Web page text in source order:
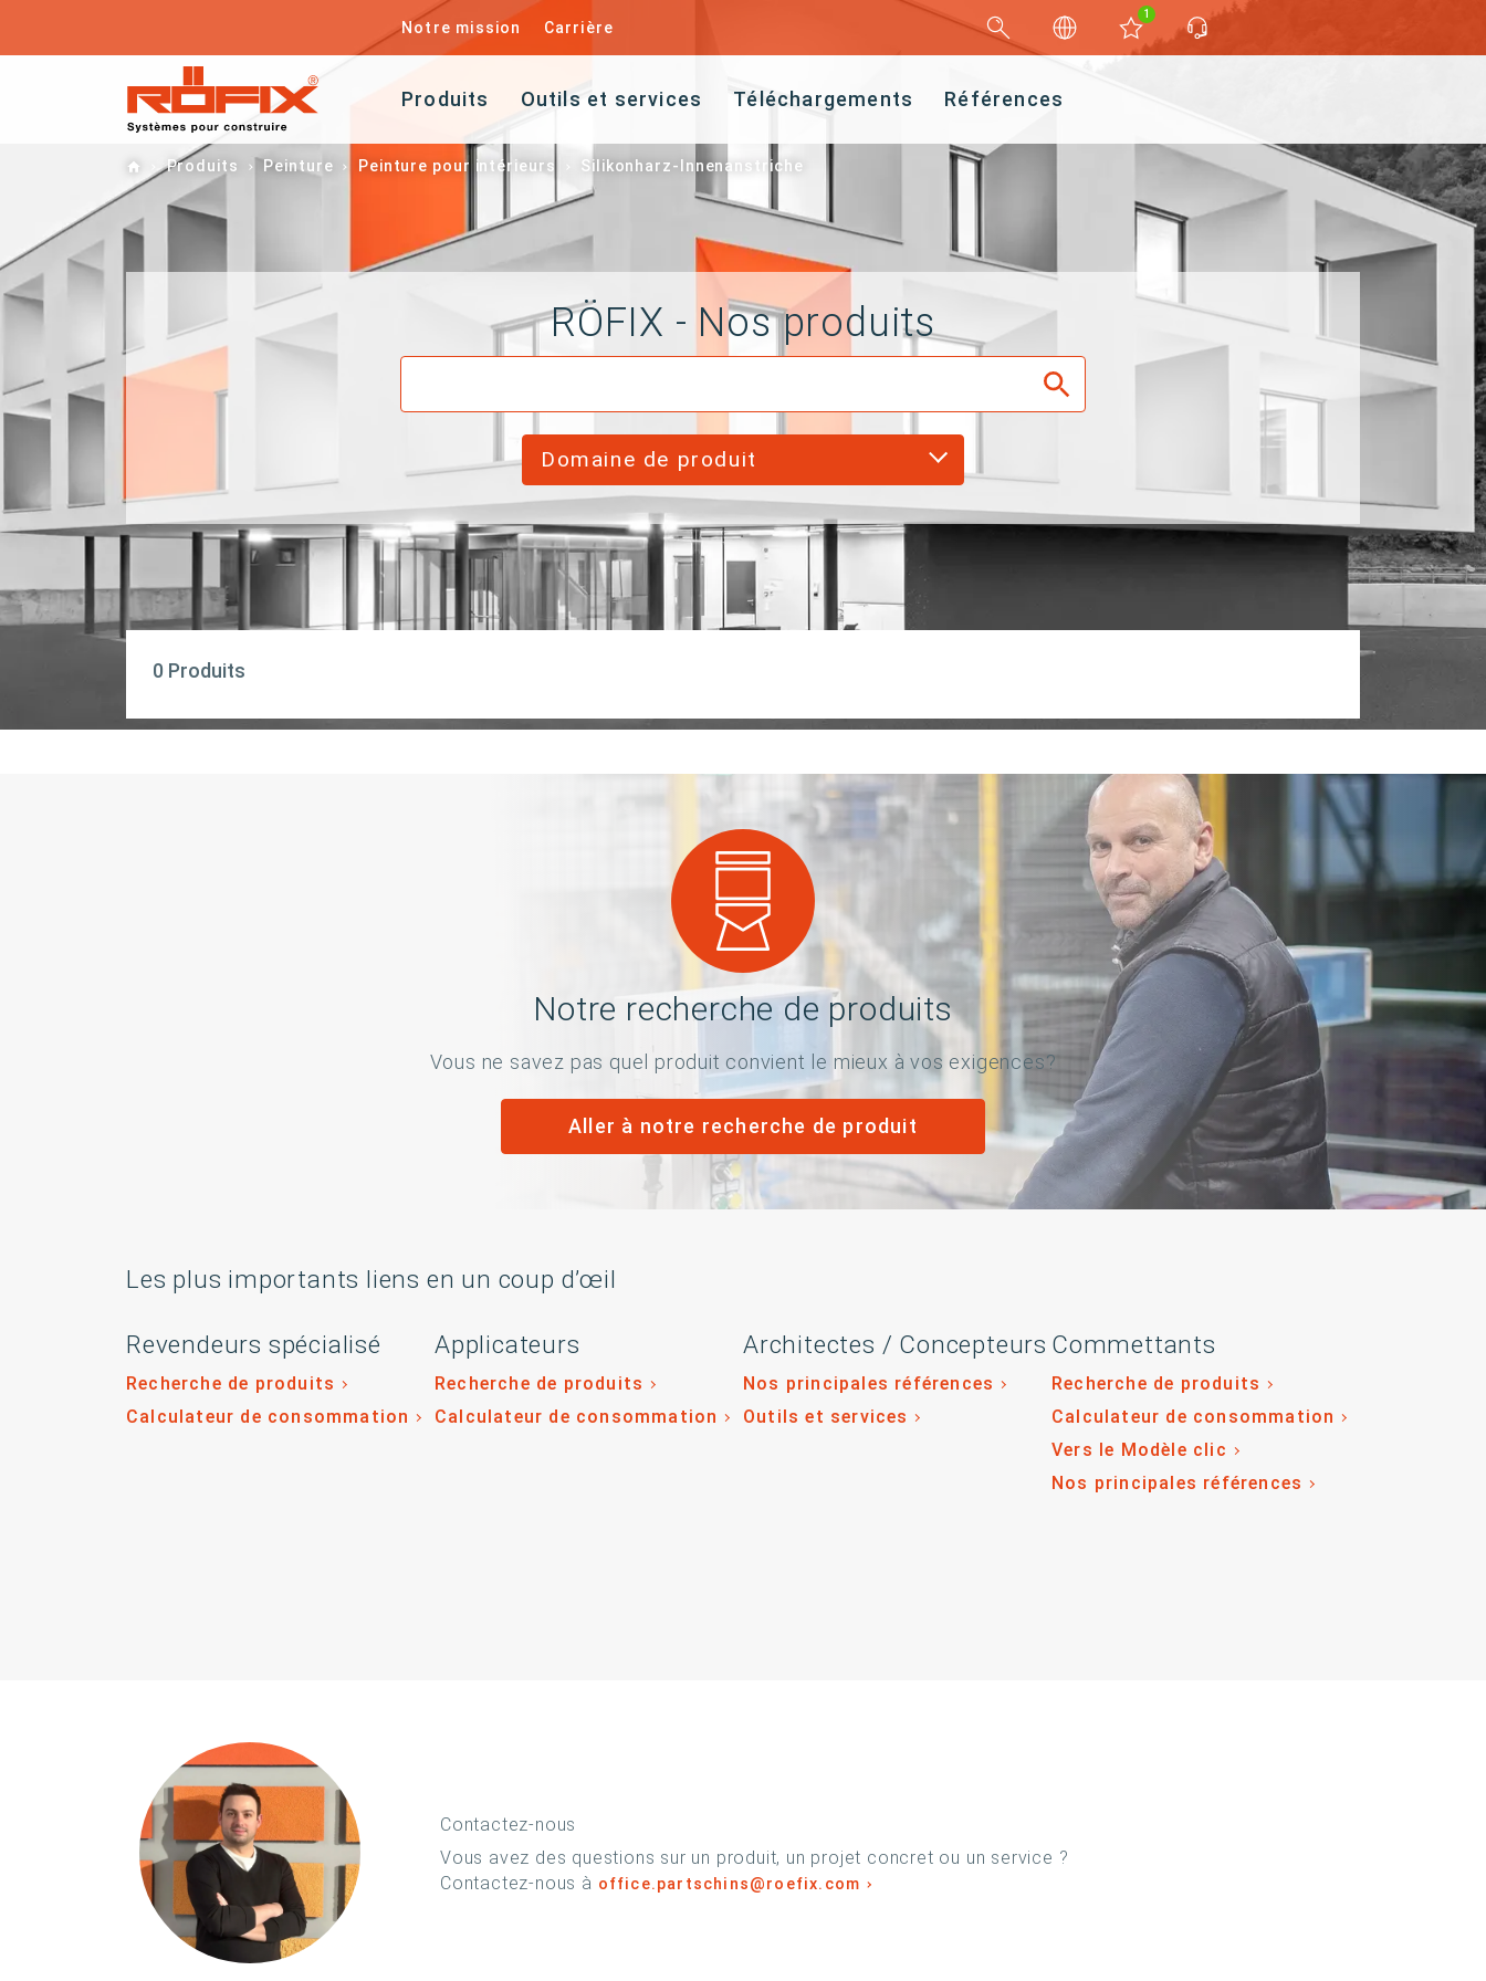
Notre mission Carrière
1
Produits Outils et services Téléchargements Références
Home
Produits Peinture Peinture pour intérieurs Silikonharz-Innenanstriche
RÖFIX - Nos produits
Domaine de produit
0 Produits
Notre recherche de produits
Vous ne savez pas quel produit convient le mieux à vos exigences?
Aller à notre recherche de produit
Les plus importants liens en un coup d’œil
Revendeurs spécialisé
Recherche de produits
Calculateur de consommation
Applicateurs
Recherche de produits
Calculateur de consommation
Architectes / Concepteurs
Nos principales références
Outils et services
Commettants
Recherche de produits
Calculateur de consommation
Vers le Modèle clic
Nos principales références
Contactez-nous
Vous avez des questions sur un produit, un projet concret ou un service ?
Contactez-nous à office.partschins@roefix.com